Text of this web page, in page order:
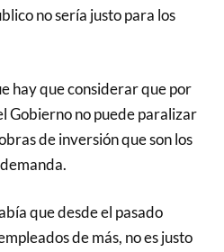
no sería justo para los
hay que considerar que por
Gobierno no puede paralizar
de inversión que son los
que desde el pasado
de más, no es justo